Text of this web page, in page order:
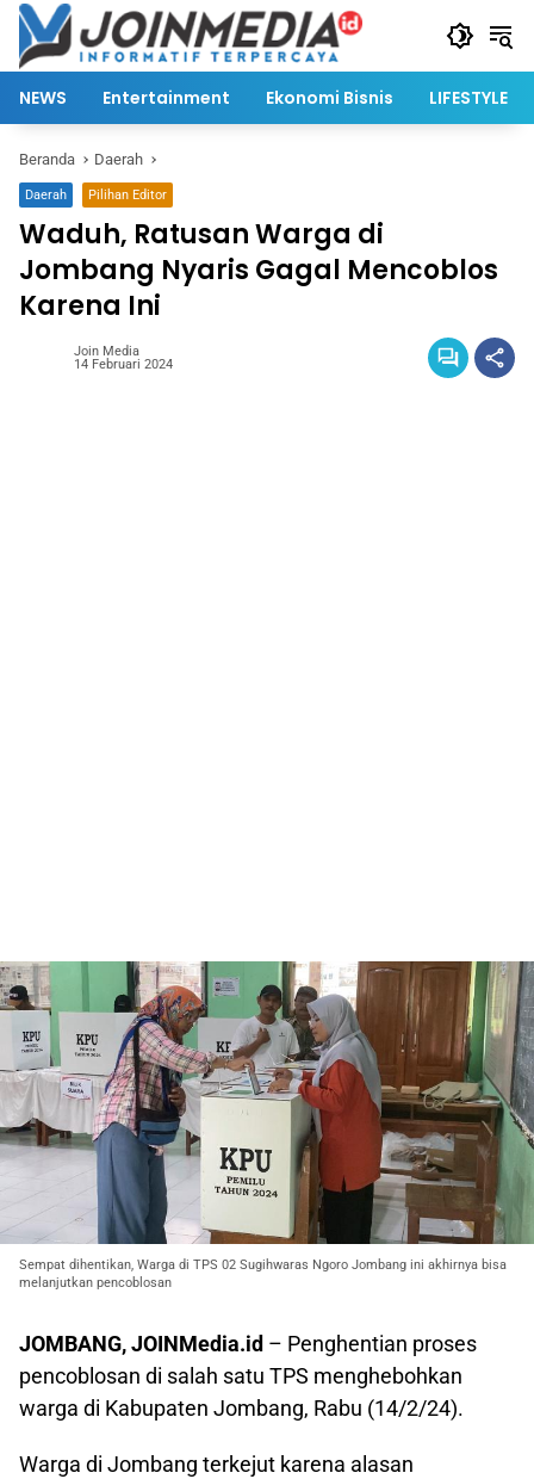
Langsung
konten
NEWS Entertainment Ekonomi Bisnis LIFESTYLE
Beranda Daerah
Daerah Pilihan Editor
Waduh, Ratusan Warga di
Jombang Nyaris Gagal Mencoblos
Karena Ini
Join Media
14 Februari 2024
Sempat dihentikan, Warga di TPS 02 Sugihwaras Ngoro Jombang ini akhirnya bisa
melanjutkan pencoblosan
JOMBANG, JOINMedia.id – Penghentian proses
pencoblosan di salah satu TPS menghebohkan
warga di Kabupaten Jombang, Rabu (14/2/24).
Warga di Jombang terkejut karena alasan